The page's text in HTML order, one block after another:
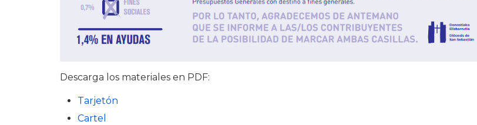
Descarga los materiales en PDF:
Tarjetón
Cartel